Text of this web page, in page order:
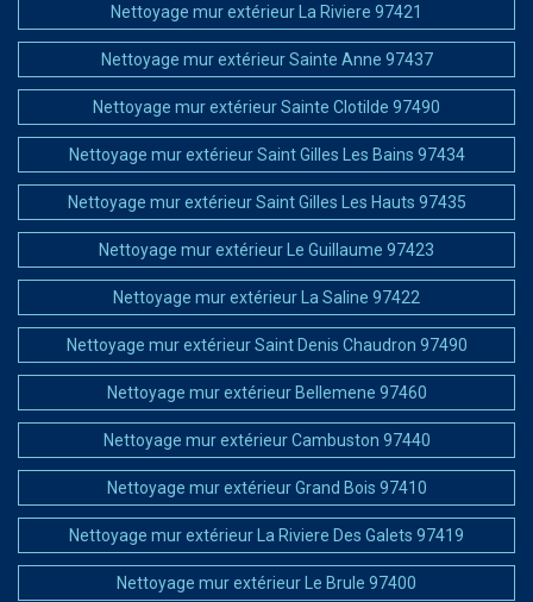
Nettoyage mur extérieur La Riviere 97421
Nettoyage mur extérieur Sainte Anne 97437
Nettoyage mur extérieur Sainte Clotilde 97490
Nettoyage mur extérieur Saint Gilles Les Bains 97434
Nettoyage mur extérieur Saint Gilles Les Hauts 97435
Nettoyage mur extérieur Le Guillaume 97423
Nettoyage mur extérieur La Saline 97422
Nettoyage mur extérieur Saint Denis Chaudron 97490
Nettoyage mur extérieur Bellemene 97460
Nettoyage mur extérieur Cambuston 97440
Nettoyage mur extérieur Grand Bois 97410
Nettoyage mur extérieur La Riviere Des Galets 97419
Nettoyage mur extérieur Le Brule 97400